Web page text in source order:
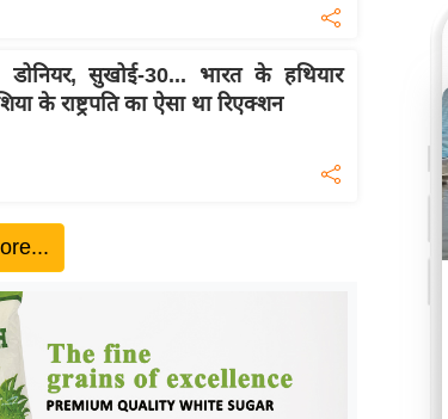
सुखोई-30... भारत के हथियार
के राष्ट्रपति का ऐसा था रिएक्शन